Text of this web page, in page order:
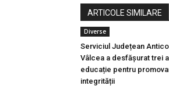
ARTICOLE SIMILARE
Diverse
Serviciul Județean
Vâlcea a desfășurat trei
educație pentru
integrității